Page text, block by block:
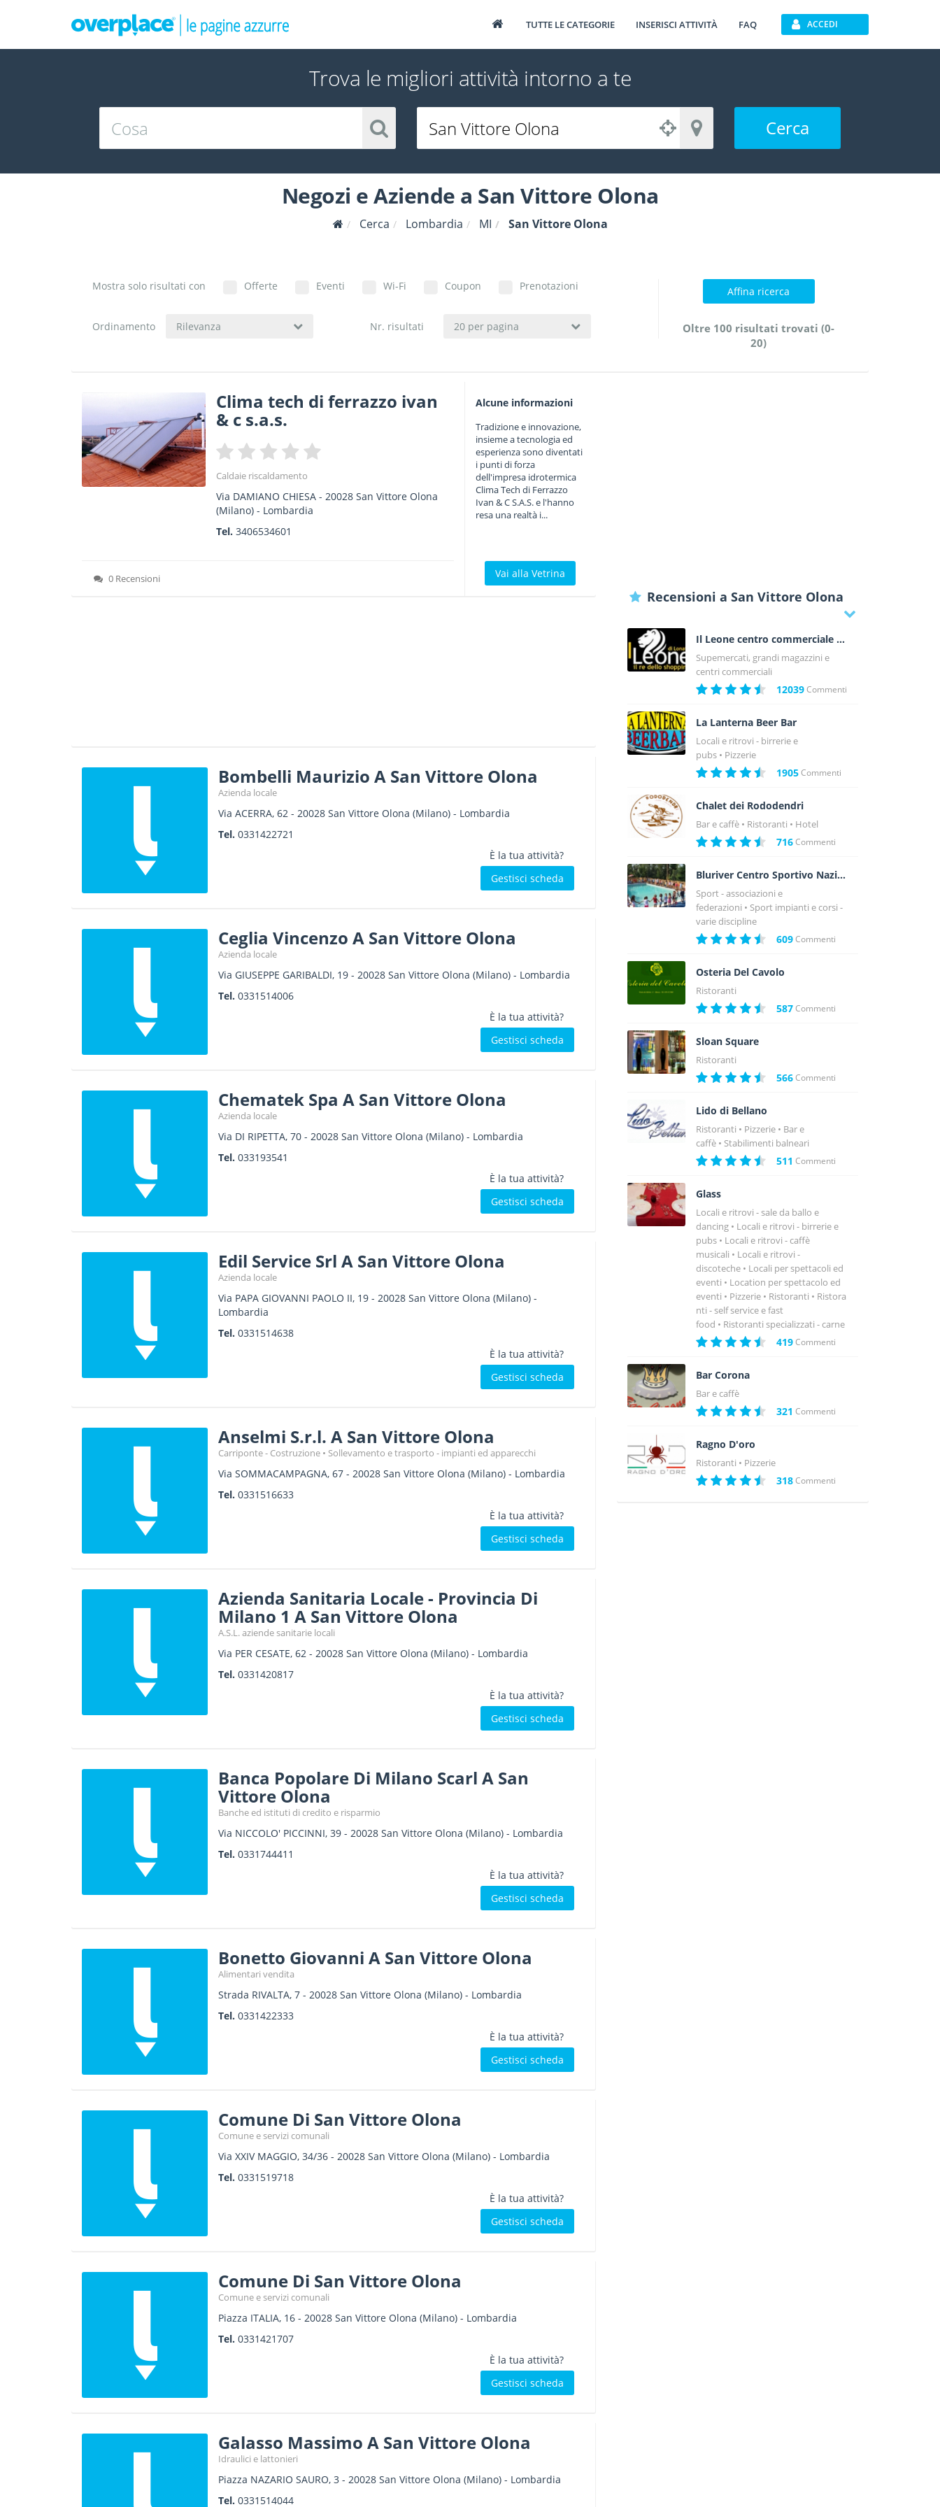
TUTTE LE CATEGORIE INSERISCI ATTIVITÀ FAQ ACCEDI
Trova le migliori attività intorno a te
Cerca
Negozi e Aziende a San Vittore Olona
Cerca Lombardia MI San Vittore Olona
Mostra solo risultati con Offerte Eventi Wi-Fi Coupon Prenotazioni
Ordinamento Rilevanza Nr. risultati 20 per pagina
Affina ricerca
Oltre 100 risultati trovati (0-
20)
Clima tech di ferrazzo ivan
& c s.a.s.
Caldaie riscaldamento
Via DAMIANO CHIESA -20028 San Vittore Olona
(Milano) - Lombardia
Tel.3406534601
0 Recensioni
Alcune informazioni
Tradizione e innovazione,
insieme a tecnologia ed
esperienza sono diventati
i punti di forza
dell'impresa idrotermica
Clima Tech di Ferrazzo
Ivan & C S.A.S. e l'hanno
resa una realtà i...
Vai alla Vetrina
Bombelli Maurizio A San Vittore Olona
Azienda locale
Via ACERRA, 62- 20028 San Vittore Olona (Milano) - Lombardia
Tel. 0331422721
È la tua attività?
Gestisci scheda
Ceglia Vincenzo A San Vittore Olona
Azienda locale
Via GIUSEPPE GARIBALDI, 19- 20028 San Vittore Olona (Milano) - Lombardia
Tel. 0331514006
È la tua attività?
Gestisci scheda
Chematek Spa A San Vittore Olona
Azienda locale
Via DI RIPETTA, 70- 20028 San Vittore Olona (Milano) - Lombardia
Tel. 033193541
È la tua attività?
Gestisci scheda
Edil Service Srl A San Vittore Olona
Azienda locale
Via PAPA GIOVANNI PAOLO II, 19- 20028 San Vittore Olona (Milano) -
Lombardia
Tel. 0331514638
È la tua attività?
Gestisci scheda
Anselmi S.r.l. A San Vittore Olona
Carriponte - Costruzione Sollevamento e trasporto - impianti ed apparecchi
Via SOMMACAMPAGNA, 67- 20028 San Vittore Olona (Milano) - Lombardia
Tel. 0331516633
È la tua attività?
Gestisci scheda
Azienda Sanitaria Locale - Provincia Di
Milano 1 A San Vittore Olona
A.S.L. aziende sanitarie locali
Via PER CESATE, 62- 20028 San Vittore Olona (Milano) - Lombardia
Tel. 0331420817
È la tua attività?
Gestisci scheda
Banca Popolare Di Milano Scarl A San
Vittore Olona
Banche ed istituti di credito e risparmio
Via NICCOLO' PICCINNI, 39- 20028 San Vittore Olona (Milano) - Lombardia
Tel. 0331744411
È la tua attività?
Gestisci scheda
Bonetto Giovanni A San Vittore Olona
Alimentari vendita
Strada RIVALTA, 7- 20028 San Vittore Olona (Milano) - Lombardia
Tel. 0331422333
È la tua attività?
Gestisci scheda
Comune Di San Vittore Olona
Comune e servizi comunali
Via XXIV MAGGIO, 34/36- 20028 San Vittore Olona (Milano) - Lombardia
Tel. 0331519718
È la tua attività?
Gestisci scheda
Comune Di San Vittore Olona
Comune e servizi comunali
Piazza ITALIA, 16- 20028 San Vittore Olona (Milano) - Lombardia
Tel. 0331421707
È la tua attività?
Gestisci scheda
Galasso Massimo A San Vittore Olona
Idraulici e lattonieri
Piazza NAZARIO SAURO, 3- 20028 San Vittore Olona (Milano) - Lombardia
Tel. 0331514044
Recensioni a San Vittore Olona
Il Leone centro commerciale a Lonato - Brescia
Supemercati, grandi magazzini e
centri commerciali
12039Commenti
La Lanterna Beer Bar
Locali e ritrovi - birrerie e
pubs
Pizzerie
1905Commenti
Chalet dei Rododendri
Bar e caffè Ristoranti Hotel
716Commenti
Bluriver Centro Sportivo Nazionale
Sport - associazioni e
federazioni
Sport impianti e corsi -
varie discipline
609Commenti
Osteria Del Cavolo
Ristoranti
587Commenti
Sloan Square
Ristoranti
566Commenti
Lido di Bellano
Ristoranti Pizzerie
Bar e
caffè
Stabilimenti balneari
511 Commenti
Glass
Locali e ritrovi - sale da ballo e
dancing
Locali e ritrovi - birrerie e
pubs
Locali e ritrovi - caffè
musicali
Locali e ritrovi -
discoteche
Locali per spettacoli ed
eventi
Location per spettacolo ed
eventi
Pizzerie Ristoranti
Ristora
nti - self service e fast
food
Ristoranti specializzati - carne
419Commenti
Bar Corona
Bar e caffè
321 Commenti
Ragno D'oro
Ristoranti Pizzerie
318Commenti